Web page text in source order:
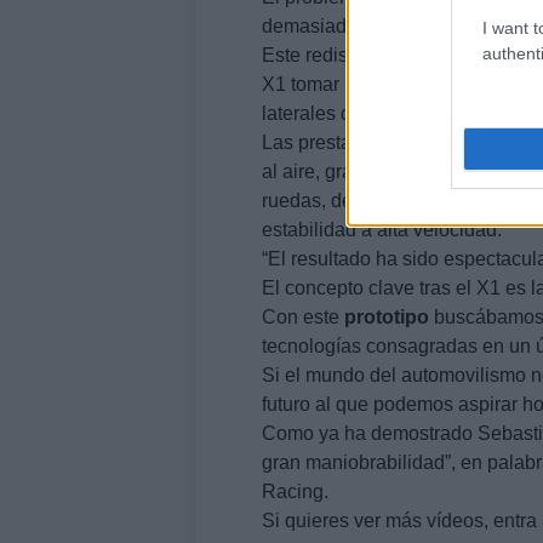
I want
demasiado para las
Este rediseño del coche
X1 tomar las curvas lentas a
laterales de más de 8 G.
Las prestaciones resultantes
al aire, gracias al diseño de la
ruedas, de mayor adherencia
estabilidad a alta velocidad.
“El resultado ha sido
El concepto clave tras el X1 es
Con este prototipo
tecnologías consagradas en un
Si el mundo del automovilismo
futuro al que podemos aspirar
Como ya ha demostrado
gran maniobrabilidad”, en
Racing.
Si quieres ver más vídeos, entra